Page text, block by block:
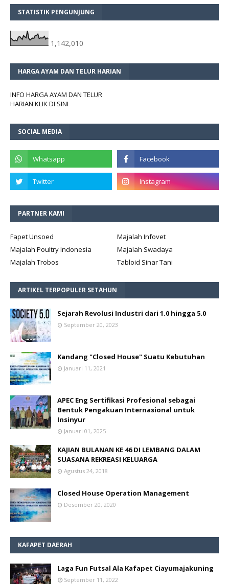
STATISTIK PENGUNJUNG
1,142,010
HARGA AYAM DAN TELUR HARIAN
INFO HARGA AYAM DAN TELUR
HARIAN KLIK DI SINI
SOCIAL MEDIA
PARTNER KAMI
Fapet Unsoed
Majalah Infovet
Majalah Poultry Indonesia
Majalah Swadaya
Majalah Trobos
Tabloid Sinar Tani
ARTIKEL TERPOPULER SETAHUN
Sejarah Revolusi Industri dari 1.0 hingga 5.0
September 20, 2023
Kandang "Closed House" Suatu Kebutuhan
Januari 11, 2021
APEC Eng Sertifikasi Profesional sebagai
Bentuk Pengakuan Internasional untuk
Insinyur
Januari 01, 2025
KAJIAN BULANAN KE 46 DI LEMBANG DALAM
SUASANA REKREASI KELUARGA
Agustus 24, 2018
Closed House Operation Management
Desember 20, 2020
KAFAPET DAERAH
Laga Fun Futsal Ala Kafapet Ciayumajakuning
September 11, 2022